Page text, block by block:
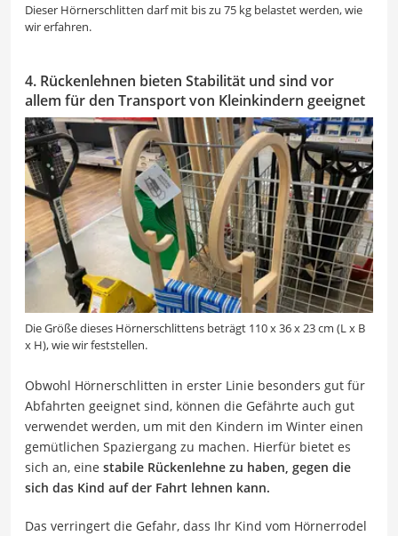
Dieser Hörnerschlitten darf mit bis zu 75 kg belastet werden, wie
wir erfahren.
4. Rückenlehnen bieten Stabilität und sind vor
allem für den Transport von Kleinkindern geeignet
Die Größe dieses Hörnerschlittens beträgt 110 x 36 x 23 cm (L x B
x H), wie wir feststellen.
Obwohl Hörnerschlitten in erster Linie besonders gut für
Abfahrten geeignet sind, können die Gefährte auch gut
verwendet werden, um mit den Kindern im Winter einen
gemütlichen Spaziergang zu machen. Hierfür bietet es
sich an, eine stabile Rückenlehne zu haben, gegen die
sich das Kind auf der Fahrt lehnen kann.
Das verringert die Gefahr, dass Ihr Kind vom Hörnerrodel